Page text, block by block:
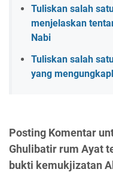
Tuliskan salah
menjelaskan
Nabi
Tuliskan salah
yang
Posting Komentar
Ghulibatir rum Ayat
bukti kemukjizatan